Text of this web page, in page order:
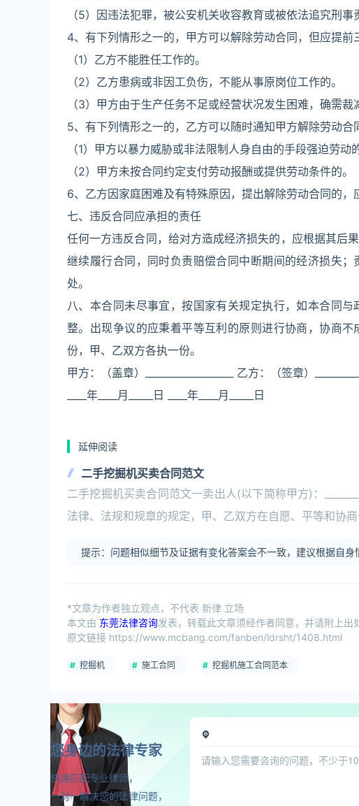
（5）因违法犯罪，被公安机关收容教育或被依法追究刑事
4、有下列情形之一的，甲方可以解除劳动合同，但应提前
（1）乙方不能胜任工作的。
（2）乙方患病或非因工负伤，不能从事原岗位工作的。
（3）甲方由于生产任务不足或经营状况发生困难，确需裁
5、有下列情形之一的，乙方可以随时通知甲方解除劳动合
（1）甲方以暴力威胁或非法限制人身自由的手段强迫劳动的
（2）甲方未按合同约定支付劳动报酬或提供劳动条件的。
6、乙方因家庭困难及有特殊原因，提出解除劳动合同的，
七、违反合同应承担的责任
任何一方违反合同，给对方造成经济损失的，应根据其后
继续履行合同，同时负责赔偿合同中断期间的经济损失
处。
八、本合同未尽事宜，按国家有关规定执行，如本合同
整。出现争议的应秉着平等互利的原则进行协商，协商
份，甲、乙双方各执一份。
甲方：（盖章）__________________ 乙方：（签章）
____年____月_____日 ____年____月_____日
延伸阅读
二手挖掘机买卖合同范文
二手挖掘机买卖合同范文一卖出人(以下简称甲方)：
法律、法规和规章的规定，甲、乙双方在自愿、平等和协
提示：问题相似细节及证据有变化答案会不一致，建议根据自身
*文章为作者独立观点，不代表 新律 立场
本文由 东莞法律咨询发表，转载此文章须经作者同意，并请附上出
原文链接 https://www.mcbang.com/fanben/ldrsht/1408.html
挖掘机 施工合同 挖掘机施工合同范本
您身边的法律专家
快速匹配专业律师，
一对一解决您的法律问题，